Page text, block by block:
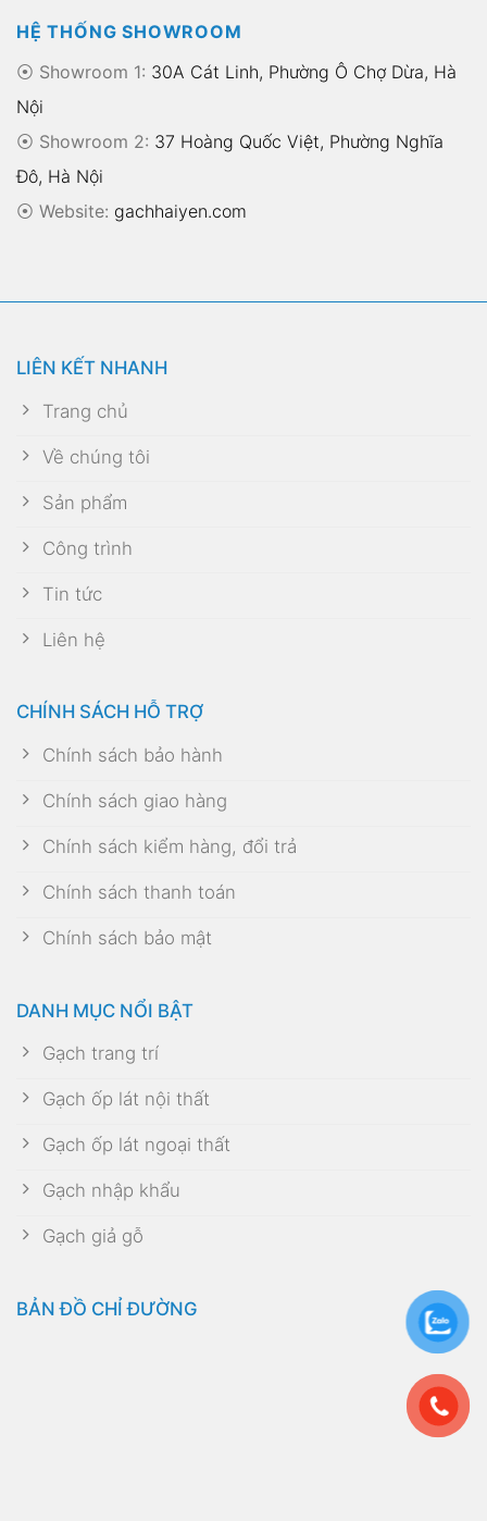
HỆ THỐNG SHOWROOM
⦿ Showroom 1: 30A Cát Linh, Phường Ô Chợ Dừa, Hà
Nội
⦿ Showroom 2: 37 Hoàng Quốc Việt, Phường Nghĩa
Đô, Hà Nội
⦿ Website: gachhaiyen.com
LIÊN KẾT NHANH
Trang chủ
Về chúng tôi
Sản phẩm
Công trình
Tin tức
Liên hệ
CHÍNH SÁCH HỖ TRỢ
Chính sách bảo hành
Chính sách giao hàng
Chính sách kiểm hàng, đổi trả
Chính sách thanh toán
Chính sách bảo mật
DANH MỤC NỔI BẬT
Gạch trang trí
Gạch ốp lát nội thất
Gạch ốp lát ngoại thất
Gạch nhập khẩu
Gạch giả gỗ
BẢN ĐỒ CHỈ ĐƯỜNG